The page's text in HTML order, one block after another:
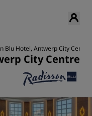
Blu Hotel, Antwerp City Centre
City Centre